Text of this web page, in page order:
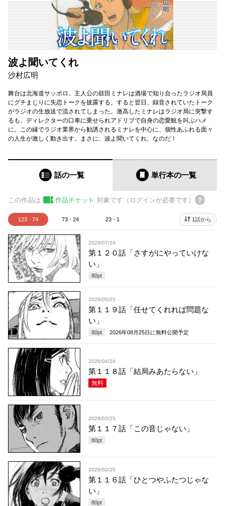
波よ聞いてくれ
沙村広明
舞台は北海道サッポロ。主人公の鼓田ミナレは酒場で知り合ったラジオ局員
にグチまじりに失恋トークを披露する。すると翌日、録音されていたトーク
がラジオの生放送で流されてしまった。激高したミナレはラジオ局に突撃す
るも、ディレクターの口車に乗せられアドリブで自身の恋愛観を叫ぶハメ
に。この縁でラジオ業界から勧誘されるミナレを中心に、個性あふれる面々
の人生が激しく動き出す。まさに、波よ聞いてくれ、なのだ！
話の一覧 単行本の一覧
この作品は 作品チケット 対象です（ログインが必要です）
123 - 74 73 - 24 23 - 1 1話から
2026/07/24
第１２０話「さすがにやっていけな
い」
80pt
2026/05/25
第１１９話「任せてくれれば問題な
い」
80pt 2026年08月25日 に無料公開予定
2026/04/24
第１１８話「結局みあたらない」
無料
2026/03/25
第１１７話「この音じゃない」
80pt
2026/02/25
第１１６話「ひとつやふたつじゃな
い」
80pt